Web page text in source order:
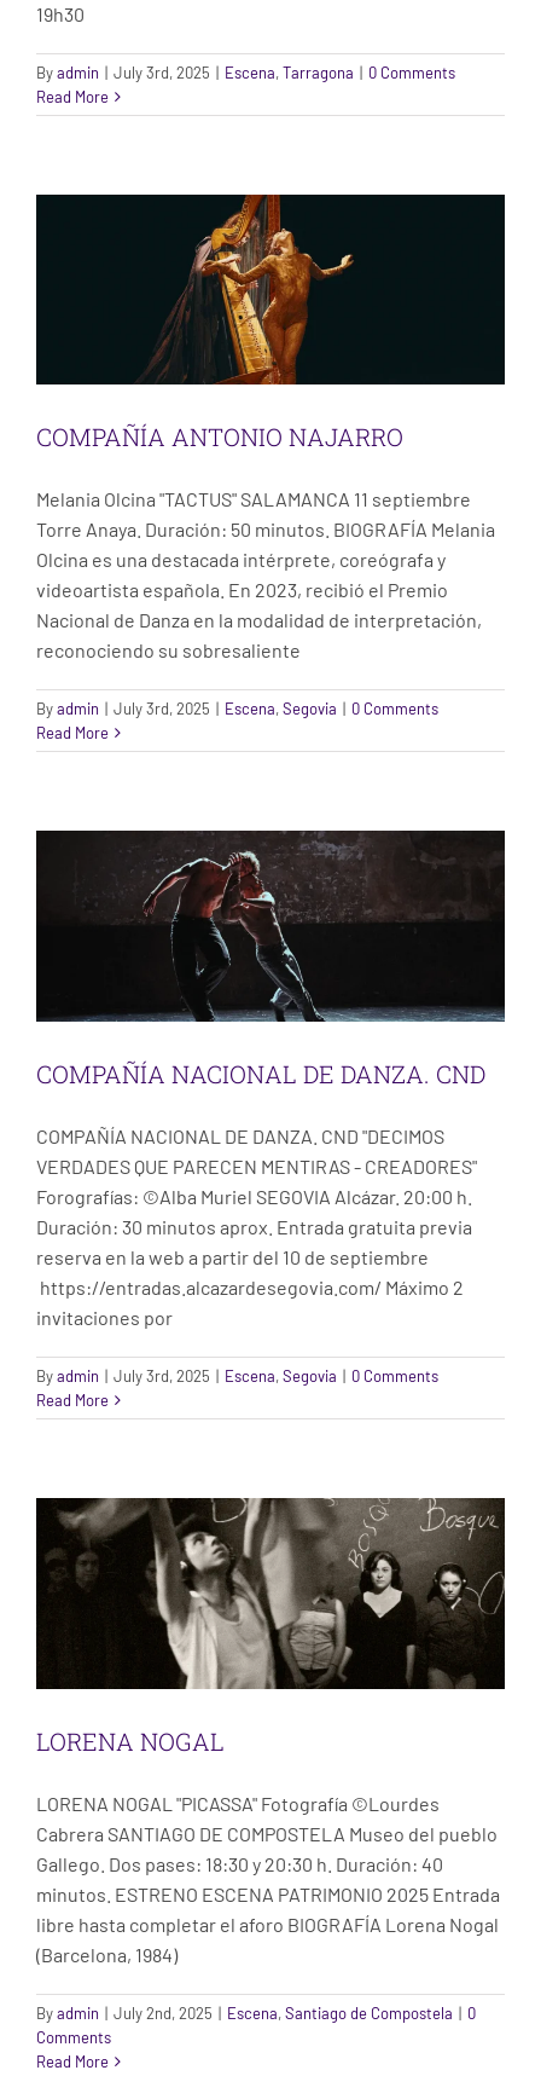
19h30
Byadmin | July 3rd, 2025 | Escena,Tarragona | 0 Comments
Read More
COMPAÑÍA ANTONIO NAJARRO
COMPAÑÍA ANTONIO NAJARRO
Melania Olcina "TACTUS" SALAMANCA 11 septiembre
Torre Anaya. Duración: 50 minutos. BIOGRAFÍA Melania
Olcina es una destacada intérprete, coreógrafa y
videoartista española. En 2023, recibió el Premio
Nacional de Danza en la modalidad de interpretación,
reconociendo su sobresaliente
Byadmin | July 3rd, 2025 | Escena,Segovia | 0 Comments
Read More
COMPAÑÍA NACIONAL DE DANZA. CND
COMPAÑÍA NACIONAL DE DANZA. CND
COMPAÑÍA NACIONAL DE DANZA. CND "DECIMOS
VERDADES QUE PARECEN MENTIRAS - CREADORES"
Forografías: ©Alba Muriel SEGOVIA Alcázar. 20:00 h.
Duración: 30 minutos aprox. Entrada gratuita previa
reserva en la web a partir del 10 de septiembre
https://entradas.alcazardesegovia.com/ Máximo 2
invitaciones por
Byadmin | July 3rd, 2025 | Escena,Segovia | 0 Comments
Read More
LORENA NOGAL
LORENA NOGAL
LORENA NOGAL "PICASSA" Fotografía ©Lourdes
Cabrera SANTIAGO DE COMPOSTELA Museo del pueblo
Gallego. Dos pases: 18:30 y 20:30 h. Duración: 40
minutos. ESTRENO ESCENA PATRIMONIO 2025 Entrada
libre hasta completar el aforo BIOGRAFÍA Lorena Nogal
(Barcelona, 1984)
Byadmin | July 2nd, 2025 | Escena,Santiago de Compostela | 0
Comments
Read More